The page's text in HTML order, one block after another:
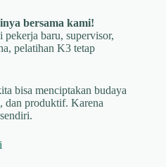
bersama kami!
pekerja baru, supervisor,
pelatihan K3 tetap
bisa menciptakan budaya
dan produktif. Karena